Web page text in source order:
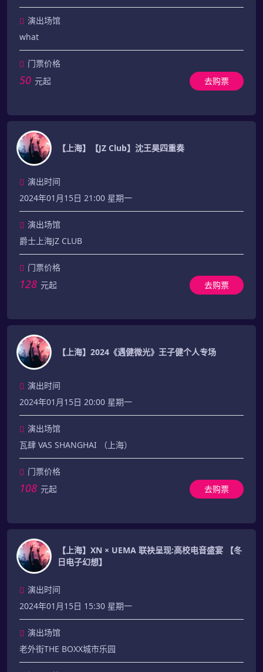
演出场馆
what
门票价格
50 元起 去购票
【上海】【JZ Club】沈王昊四重奏
演出时间
2024年01月15日 21:00 星期一
演出场馆
爵士上海JZ CLUB
门票价格
128 元起 去购票
【上海】2024《遇健微光》王子健个人专场
演出时间
2024年01月15日 20:00 星期一
演出场馆
瓦肆 VAS SHANGHAI （上海）
门票价格
108 元起 去购票
【上海】XN × UEMA 联袂呈现:高校电音盛宴 【冬
日电子幻想】
演出时间
2024年01月15日 15:30 星期一
演出场馆
老外街THE BOXX城市乐园